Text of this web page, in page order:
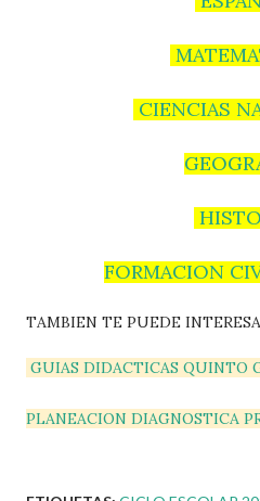
CIENCIAS
FORMACION
TAMBIEN TE PUEDE
GUIAS DIDACTICAS QUINTO
PLANEACION DIAGNOSTICA